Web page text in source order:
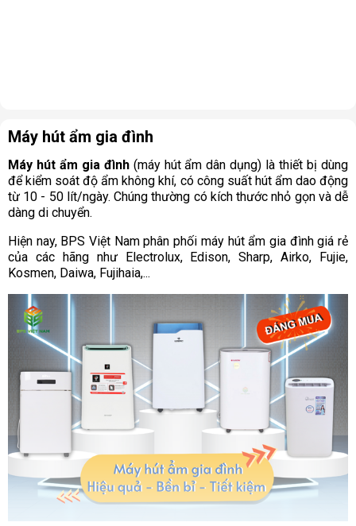
Máy hút ẩm gia đình
Máy hút ẩm gia đình(máy hút ẩm dân dụng) là thiết bị dùng
để kiểm soát độ ẩm không khí, có công suất hút ẩm dao động
từ 10 - 50 lít/ngày. Chúng thường có kích thước nhỏ gọn và dễ
dàng di chuyển.
Hiện nay, BPS Việt Nam phân phối máy hút ẩm gia đình giá rẻ
của các hãng như Electrolux, Edison, Sharp, Airko, Fujie,
Kosmen, Daiwa, Fujihaia,...